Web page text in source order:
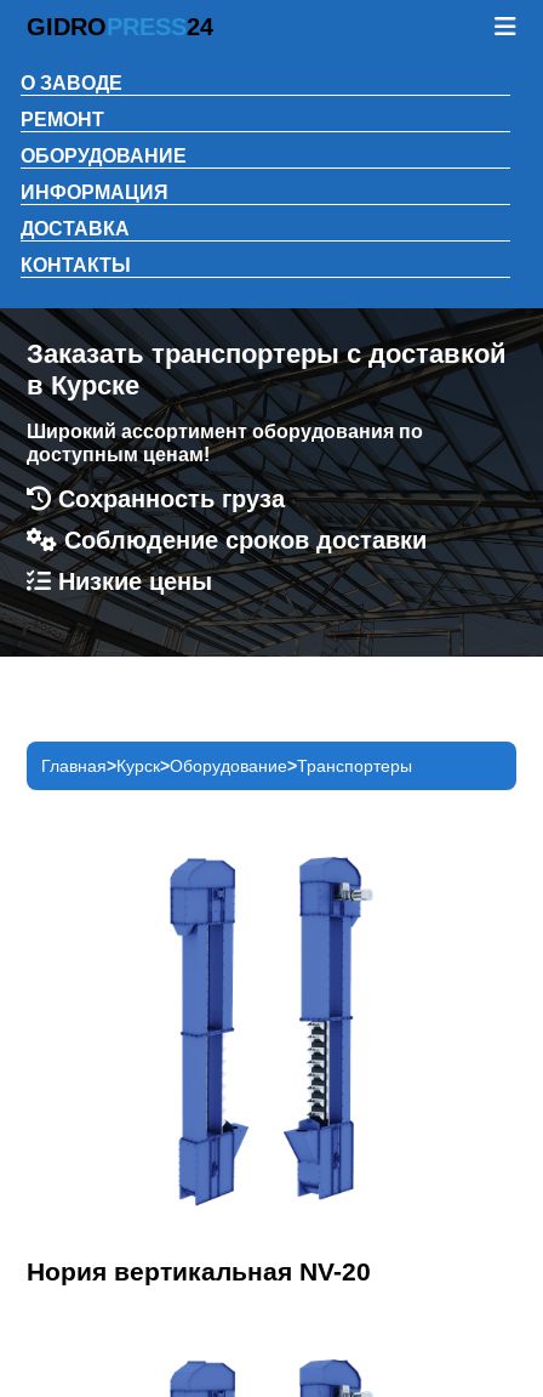
GIDROPRESS24
О ЗАВОДЕ
РЕМОНТ
ОБОРУДОВАНИЕ
ИНФОРМАЦИЯ
ДОСТАВКА
КОНТАКТЫ
Заказать транспортеры с доставкой
в Курске
Широкий ассортимент оборудования по
доступным ценам!
Сохранность груза
Соблюдение сроков доставки
Низкие цены
Главная Курск Оборудование Транспортеры
Нория вертикальная NV-20